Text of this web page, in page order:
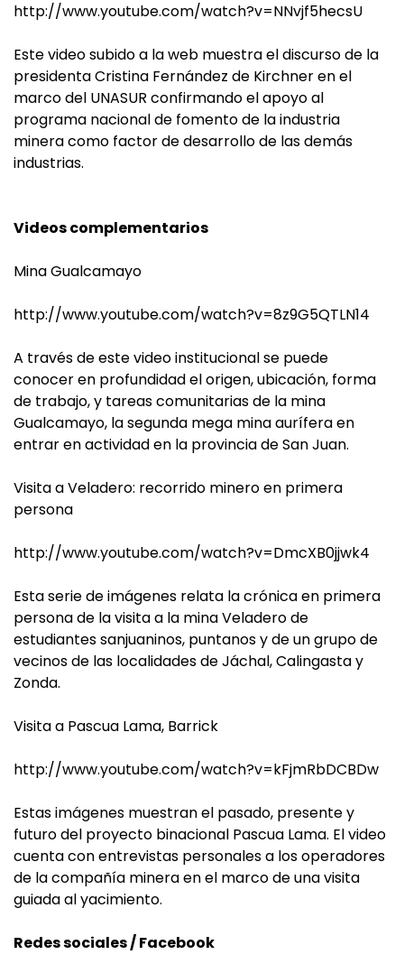
http://www.youtube.com/watch?v=NNvjf5hecsU
Este video subido a la web muestra el discurso de la
presidenta Cristina Fernández de Kirchner en el
marco del UNASUR confirmando el apoyo al
programa nacional de fomento de la industria
minera como factor de desarrollo de las demás
industrias.
Videos complementarios
Mina Gualcamayo
http://www.youtube.com/watch?v=8z9G5QTLN14
A través de este video institucional se puede
conocer en profundidad el origen, ubicación, forma
de trabajo, y tareas comunitarias de la mina
Gualcamayo, la segunda mega mina aurífera en
entrar en actividad en la provincia de San Juan.
Visita a Veladero: recorrido minero en primera
persona
http://www.youtube.com/watch?v=DmcXB0jjwk4
Esta serie de imágenes relata la crónica en primera
persona de la visita a la mina Veladero de
estudiantes sanjuaninos, puntanos y de un grupo de
vecinos de las localidades de Jáchal, Calingasta y
Zonda.
Visita a Pascua Lama, Barrick
http://www.youtube.com/watch?v=kFjmRbDCBDw
Estas imágenes muestran el pasado, presente y
futuro del proyecto binacional Pascua Lama. El video
cuenta con entrevistas personales a los operadores
de la compañía minera en el marco de una visita
guiada al yacimiento.
Redes sociales / Facebook